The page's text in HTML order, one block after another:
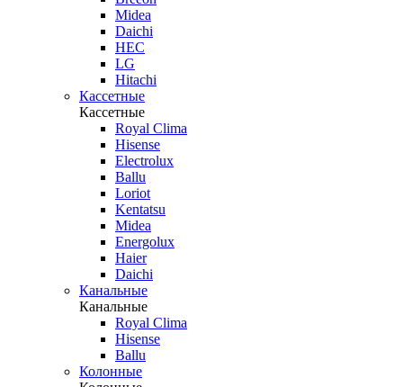
Midea
Daichi
HEC
LG
Hitachi
Кассетные
Кассетные
Royal Clima
Hisense
Electrolux
Ballu
Loriot
Kentatsu
Midea
Energolux
Haier
Daichi
Канальные
Канальные
Royal Clima
Hisense
Ballu
Колонные